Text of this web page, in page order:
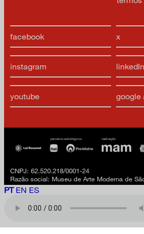
facebook x
instagram linkedIn
youtube google
CNPJ: 62.520.218/0001-24
Razão social: Museu de Arte Moderna de
PT EN ES